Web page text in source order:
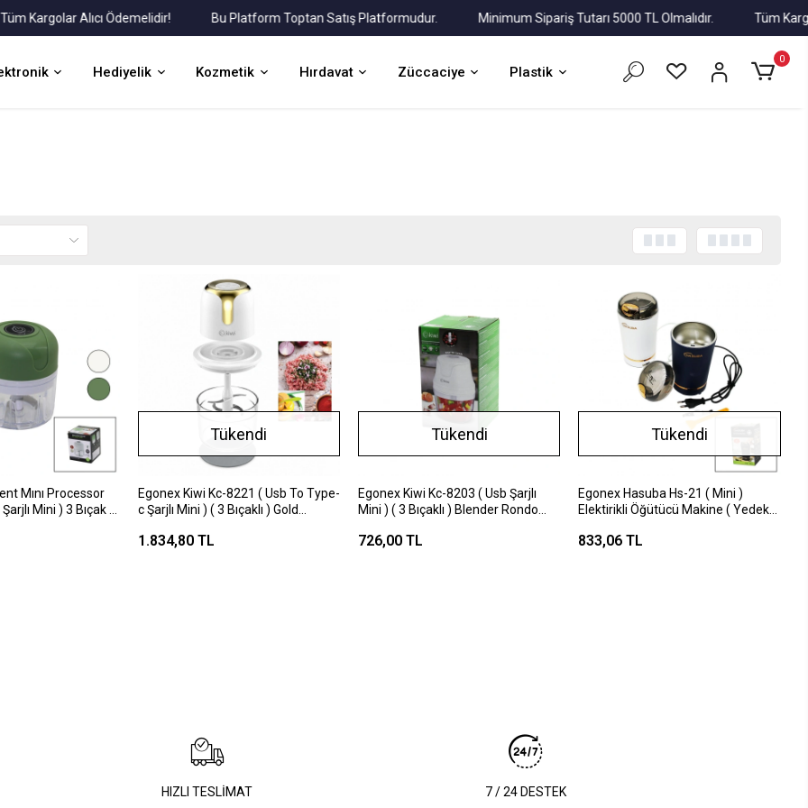
Kargolar Alıcı Ödemelidir! Bu Platform Toptan Satış Platformudur. Minimum Sipariş Tutarı 5000 TL Olmalıdır. Tüm Kargolar
Hediyelik Kozmetik Hırdavat Züccaciye Plastik
0
Mını Processor
Mini ) 3 Bıçak (
& 45w ) ( Brkt-
Tükendi
Egonex Kiwi Kc-8221 ( Usb To Type-
c Şarjlı Mini ) ( 3 Bıçaklı ) Gold
1.2lt=mika Kristal Hazne )*6
1.834,80 TL
Tükendi
Egonex Kiwi Kc-8203 ( Usb Şarjlı
Mini ) ( 3 Bıçaklı ) Blender Rondo
Hazne )*24
726,00 TL
Tükendi
Egonex Hasuba Hs-21 ( Mini )
Elektirikli Öğütücü Makine ( Yedek
& 200w )*48
833,06 TL
HIZLI TESLİMAT 7 / 24 DESTEK